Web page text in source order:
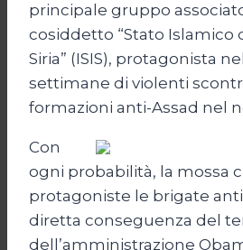
principale gruppo
cosiddetto “Stato Islamico
Siria” (ISIS), protagonista
settimane di violenti
formazioni anti-Assad nel
Con
ogni probabilità, la mossa
protagoniste le brigate
diretta conseguenza del
dell’amministrazione